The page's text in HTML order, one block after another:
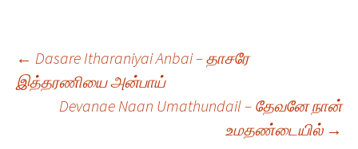
Post
navigation
← Dasare Itharaniyai Anbai – தாசரே
இத்தரணியை அன்பாய்
Devanae Naan Umathundail – தேவனே நான்
உமதண்டையில் →